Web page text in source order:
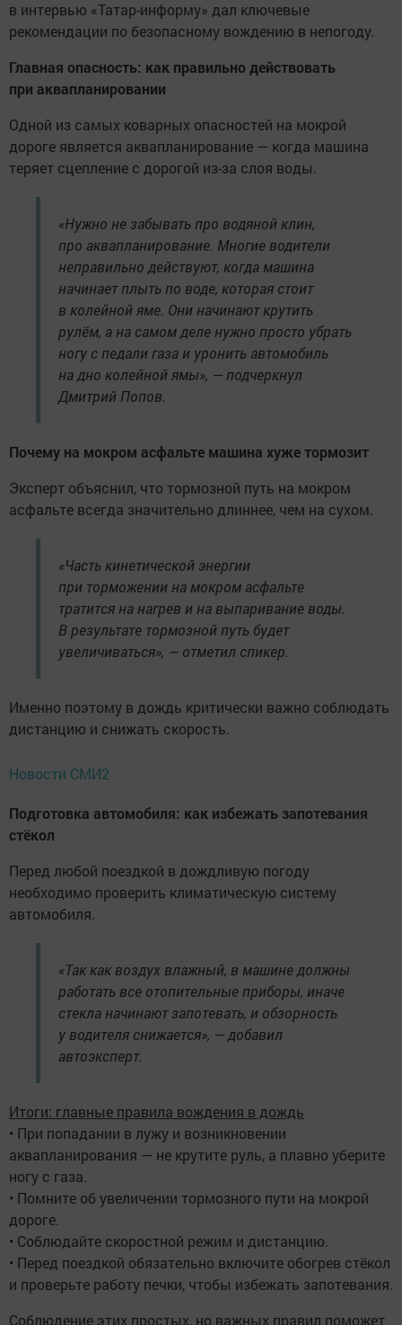
в интервью «Татар-информу» дал ключевые
рекомендации по безопасному вождению в непогоду.
Главная опасность: как правильно действовать
при аквапланировании
Одной из самых коварных опасностей на мокрой
дороге является аквапланирование — когда машина
теряет сцепление с дорогой из-за слоя воды.
«Нужно не забывать про водяной клин,
про аквапланирование. Многие водители
неправильно действуют, когда машина
начинает плыть по воде, которая стоит
в колейной яме. Они начинают крутить
рулём, а на самом деле нужно просто убрать
ногу с педали газа и уронить автомобиль
на дно колейной ямы», — подчеркнул
Дмитрий Попов.
Почему на мокром асфальте машина хуже тормозит
Эксперт объяснил, что тормозной путь на мокром
асфальте всегда значительно длиннее, чем на сухом.
«Часть кинетической энергии
при торможении на мокром асфальте
тратится на нагрев и на выпаривание воды.
В результате тормозной путь будет
увеличиваться», — отметил спикер.
Именно поэтому в дождь критически важно соблюдать
дистанцию и снижать скорость.
Новости СМИ2
Подготовка автомобиля: как избежать запотевания
стёкол
Перед любой поездкой в дождливую погоду
необходимо проверить климатическую систему
автомобиля.
«Так как воздух влажный, в машине должны
работать все отопительные приборы, иначе
стекла начинают запотевать, и обзорность
у водителя снижается», — добавил
автоэксперт.
Итоги: главные правила вождения в дождь
• При попадании в лужу и возникновении
аквапланирования — не крутите руль, а плавно уберите
ногу с газа.
• Помните об увеличении тормозного пути на мокрой
дороге.
• Соблюдайте скоростной режим и дистанцию.
• Перед поездкой обязательно включите обогрев стёкол
и проверьте работу печки, чтобы избежать запотевания.
Соблюдение этих простых, но важных правил поможет